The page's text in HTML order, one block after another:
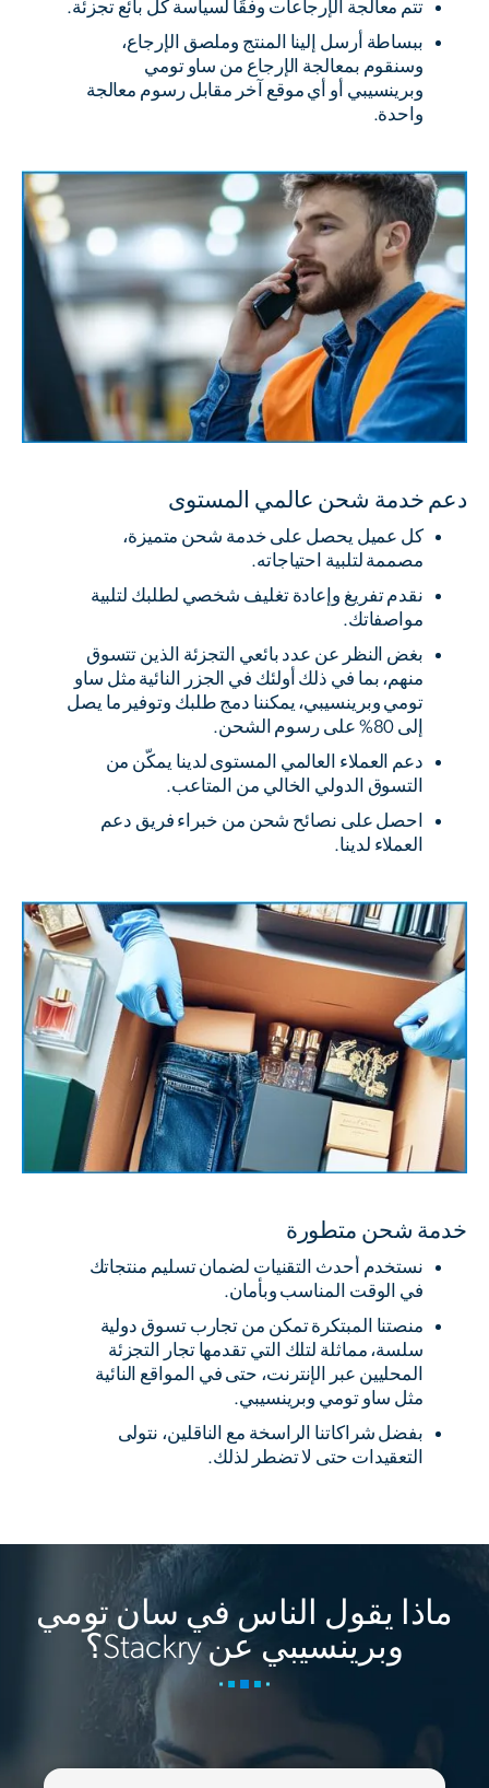
تتم معالجة الإرجاعات وفقًا لسياسة كل بائع تجزئة.
ببساطة أرسل إلينا المنتج وملصق الإرجاع،
وسنقوم بمعالجة الإرجاع من ساو تومي
وبرينسيبي أو أي موقع آخر مقابل رسوم معالجة
واحدة.
دعم خدمة شحن عالمي المستوى
كل عميل يحصل على خدمة شحن متميزة،
مصممة لتلبية احتياجاته.
نقدم تفريغ وإعادة تغليف شخصي لطلبك لتلبية
مواصفاتك.
بغض النظر عن عدد بائعي التجزئة الذين تتسوق
منهم، بما في ذلك أولئك في الجزر النائية مثل ساو
تومي وبرينسيبي، يمكننا دمج طلبك وتوفير ما يصل
إلى 80% على رسوم الشحن.
دعم العملاء العالمي المستوى لدينا يمكّن من
التسوق الدولي الخالي من المتاعب.
احصل على نصائح شحن من خبراء فريق دعم
العملاء لدينا.
خدمة شحن متطورة
نستخدم أحدث التقنيات لضمان تسليم منتجاتك
في الوقت المناسب وبأمان.
منصتنا المبتكرة تمكن من تجارب تسوق دولية
سلسة، مماثلة لتلك التي تقدمها تجار التجزئة
المحليين عبر الإنترنت، حتى في المواقع النائية
مثل ساو تومي وبرينسيبي.
بفضل شراكاتنا الراسخة مع الناقلين، نتولى
التعقيدات حتى لا تضطر لذلك.
ماذا يقول الناس في سان تومي
وبرينسيبي عن Stackry؟